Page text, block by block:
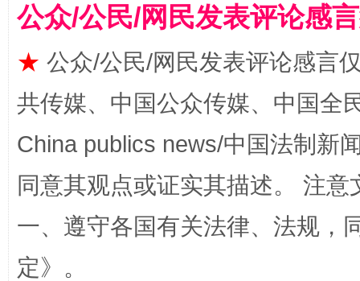
揭批美国五大"原罪" "炒
公众/公民/网民发表评论感
★ 公众/公民/网民发表评论感言
共传媒、中国公众传媒、中国全
China publics news/中国法制新
同意其观点或证实其描述。 注
一、遵守各国有关法律、法规，
定》。